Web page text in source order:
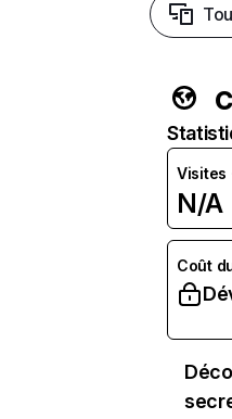
Visites
N/A
Coût